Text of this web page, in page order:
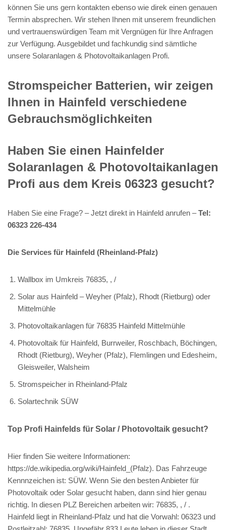
können Sie uns gern kontakten ebenso wie direk einen genauen
Termin absprechen. Wir stehen Ihnen mit unserem freundlichen
und vertrauenswürdigen Team mit Vergnügen für Ihre Anfragen
zur Verfügung. Ausgebildet und fachkundig sind sämtliche
unsere Solaranlagen & Photovoltaikanlagen Profi.
Stromspeicher Batterien, wir zeigen
Ihnen in Hainfeld verschiedene
Gebrauchsmöglichkeiten
Haben Sie einen Hainfelder
Solaranlagen & Photovoltaikanlagen
Profi aus dem Kreis 06323 gesucht?
Haben Sie eine Frage? – Jetzt direkt in Hainfeld anrufen –Tel:
06323 226-434
Die Services für Hainfeld (Rheinland-Pfalz)
Wallbox im Umkreis 76835, , /
Solar aus Hainfeld – Weyher (Pfalz), Rhodt (Rietburg) oder
Mittelmühle
Photovoltaikanlagen für 76835 Hainfeld Mittelmühle
Photovoltaik für Hainfeld, Burrweiler, Roschbach, Böchingen,
Rhodt (Rietburg), Weyher (Pfalz), Flemlingen und Edesheim,
Gleisweiler, Walsheim
Stromspeicher in Rheinland-Pfalz
Solartechnik SÜW
Top Profi Hainfelds für Solar / Photovoltaik gesucht?
Hier finden Sie weitere Informationen:
https://de.wikipedia.org/wiki/Hainfeld_(Pfalz). Das Fahrzeuge
Kennnzeichen ist: SÜW. Wenn Sie den besten Anbieter für
Photovoltaik oder Solar gesucht haben, dann sind hier genau
richtig. In diesen PLZ Bereichen arbeiten wir: 76835, , / .
Hainfeld liegt in Rheinland-Pfalz und hat die Vorwahl: 06323 und